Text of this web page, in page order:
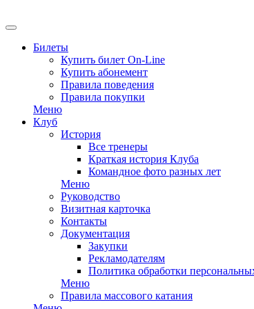
Билеты
Купить билет On-Line
Купить абонемент
Правила поведения
Правила покупки
Меню
Клуб
История
Все тренеры
Краткая история Клуба
Командное фото разных лет
Меню
Руководство
Визитная карточка
Контакты
Документация
Закупки
Рекламодателям
Политика обработки
Меню
Правила массового катания